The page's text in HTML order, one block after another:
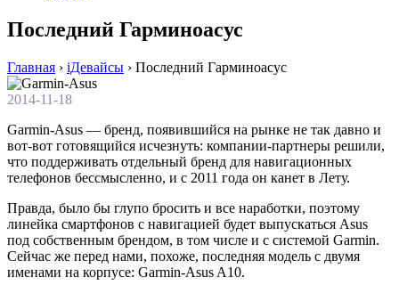
Последний Гарминоасус
Главная › iДевайсы › Последний Гарминоасус
2014-11-18
Garmin-Asus — бренд, появившийся на рынке не так давно и
вот-вот готовящийся исчезнуть: компании-партнеры решили,
что поддерживать отдельный бренд для навигационных
телефонов бессмысленно, и с 2011 года он канет в Лету.
Правда, было бы глупо бросить и все наработки, поэтому
линейка смартфонов с навигацией будет выпускаться Asus
под собственным брендом, в том числе и с системой Garmin.
Сейчас же перед нами, похоже, последняя модель с двумя
именами на корпусе: Garmin-Asus A10.